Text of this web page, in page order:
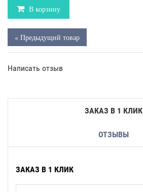
В корзину
« Предыдущий товар
Написать отзыв
ЗАКАЗ В 1 КЛИК
ОТЗЫВЫ
ЗАКАЗ В 1 КЛИК